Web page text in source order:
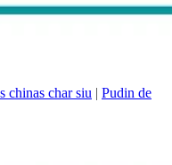
chinas char siu | Pudin de